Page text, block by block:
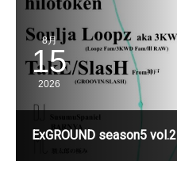
ExGROUND season5 vol.2
8月
15
2026